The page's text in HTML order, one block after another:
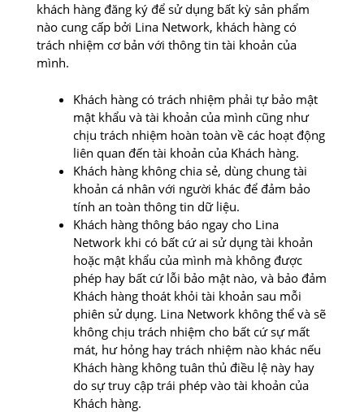
khách hàng đăng ký để sử dụng bất kỳ sản phẩm
nào cung cấp bởi Lina Network, khách hàng có
trách nhiệm cơ bản với thông tin tài khoản của
mình.
Khách hàng có trách nhiệm phải tự bảo mật
mật khẩu và tài khoản của mình cũng như
chịu trách nhiệm hoàn toàn về các hoạt động
liên quan đến tài khoản của Khách hàng.
Khách hàng không chia sẻ, dùng chung tài
khoản cá nhân với người khác để đảm bảo
tính an toàn thông tin dữ liệu.
Khách hàng thông báo ngay cho Lina
Network khi có bất cứ ai sử dụng tài khoản
hoặc mật khẩu của mình mà không được
phép hay bất cứ lỗi bảo mật nào, và bảo đảm
Khách hàng thoát khỏi tài khoản sau mỗi
phiên sử dụng. Lina Network không thể và sẽ
không chịu trách nhiệm cho bất cứ sự mất
mát, hư hỏng hay trách nhiệm nào khác nếu
Khách hàng không tuân thủ điều lệ này hay
do sự truy cập trái phép vào tài khoản của
Khách hàng.